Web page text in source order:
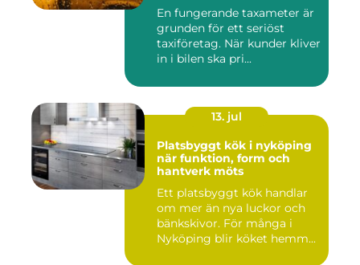
En fungerande taxameter är
grunden för ett seriöst
taxiföretag. När kunder kliver
in i bilen ska pri...
13. jul
Platsbyggt kök i nyköping
när funktion, form och
hantverk möts
Ett platsbyggt kök handlar
om mer än nya luckor och
bänkskivor. För många i
Nyköping blir köket hemm...